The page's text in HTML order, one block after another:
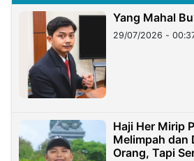
Yang Mahal
29/07/2026 -
Haji Her Mirip
Melimpah dan
Orang, Tapi